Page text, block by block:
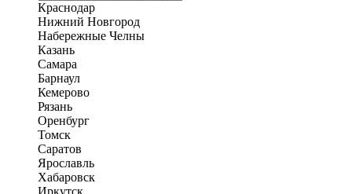
Краснодар
Нижний Новгород
Набережные Челны
Казань
Самара
Барнаул
Кемерово
Рязань
Оренбург
Томск
Саратов
Ярославль
Хабаровск
Иркутск